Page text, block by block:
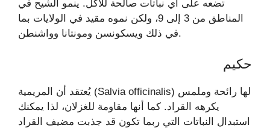
تضعه على أي نباتات صالحة للأكل. ينمو الشيح في
المناطق من 3 إلى 9، ولكن نموه مقيد في الولايات بما
في ذلك ويسكونسن ومونتانا وواشنطن.
حكيم
يُعتقد أن المريمية (Salvia officinalis) لها رائحة وملمس
يكرهه القراد. كما أنها مقاومة للغزلان، لذا يمكنك
استبدال النباتات التي ربما تكون قد جذبت مضيف القراد